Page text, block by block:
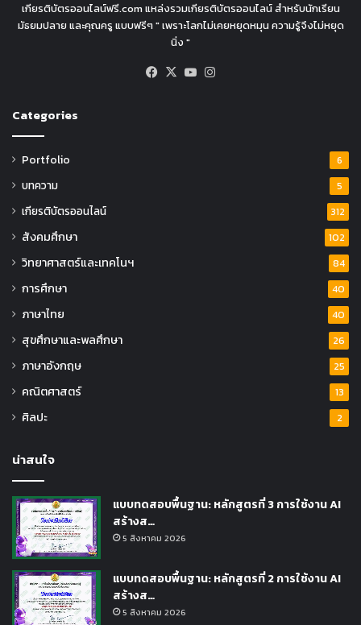
เกียรติบัตรออนไลน์ฟรี.com แหล่งรวมเกียรติบัตรออนไลน์ สำหรับนักเรียน
มัธยมปลาย และคุณครู แบบฟรีๆ " เพราะโลกไม่เคยหยุดหมุน ความรู้จึงไม่หยุด
นิ่ง "
Facebook
X YouTube
Categories
Portfolio 6
บทความ 5
เกียรติบัตรออนไลน์ 312
สังคมศึกษา 102
วิทยาศาสตร์และเทคโนฯ 84
การศึกษา 40
ภาษาไทย 40
สุขศึกษาและพลศึกษา 26
ภาษาอังกฤษ 25
คณิตศาสตร์ 13
ศิลปะ 2
น่าสนใจ
แบบทดสอบพื้นฐาน: หลักสูตรที่ 3 การใช้งาน AI
สร้างส…
5 สิงหาคม 2026
แบบทดสอบพื้นฐาน: หลักสูตรที่ 2 การใช้งาน AI
สร้างส…
5 สิงหาคม 2026